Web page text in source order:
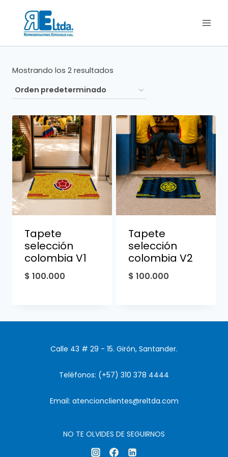
contenido
Mostrando los 2 resultados
Tapete
selección
colombia V1
$ 100.000
Tapete
selección
colombia V2
$ 100.000
Calle 43 # 29 - 15. Girón, Santander.
Teléfonos: (+57) 310 378 4444
Email: atencionclientes@reltda.com
NO TE OLVIDES DE SEGUIRNOS